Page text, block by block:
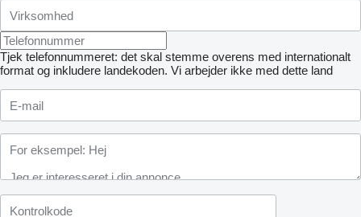
Tjek telefonnummeret: det skal stemme overens med internationalt
format og inkludere landekoden. Vi arbejder ikke med dette land